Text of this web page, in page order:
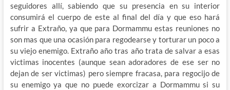
seguidores allí, sabiendo que su presencia en su interior
consumirá el cuerpo de este al final del día y que eso hará
sufrir a Extraño, ya que para Dormammu estas reuniones no
son mas que una ocasión para regodearse y torturar un poco a
su viejo enemigo. Extraño año tras año trata de salvar a esas
victimas inocentes (aunque sean adoradores de ese ser no
dejan de ser victimas) pero siempre fracasa, para regocijo de
su enemigo ya que no puede exorcizar a Dormammu si su